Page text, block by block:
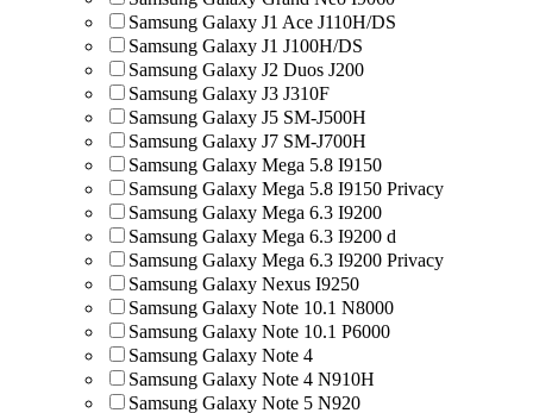
Samsung Galaxy J1 Ace J110H/DS
Samsung Galaxy J1 J100H/DS
Samsung Galaxy J2 Duos J200
Samsung Galaxy J3 J310F
Samsung Galaxy J5 SM-J500H
Samsung Galaxy J7 SM-J700H
Samsung Galaxy Mega 5.8 I9150
Samsung Galaxy Mega 5.8 I9150 Privacy
Samsung Galaxy Mega 6.3 I9200
Samsung Galaxy Mega 6.3 I9200 d
Samsung Galaxy Mega 6.3 I9200 Privacy
Samsung Galaxy Nexus I9250
Samsung Galaxy Note 10.1 N8000
Samsung Galaxy Note 10.1 P6000
Samsung Galaxy Note 4
Samsung Galaxy Note 4 N910H
Samsung Galaxy Note 5 N920